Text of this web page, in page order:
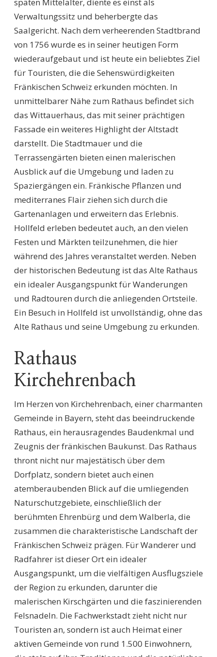
späten Mittelalter, diente es einst als
Verwaltungssitz und beherbergte das
Saalgericht. Nach dem verheerenden Stadtbrand
von 1756 wurde es in seiner heutigen Form
wiederaufgebaut und ist heute ein beliebtes Ziel
für Touristen, die die Sehenswürdigkeiten
Fränkischen Schweiz erkunden möchten. In
unmittelbarer Nähe zum Rathaus befindet sich
das Wittauerhaus, das mit seiner prächtigen
Fassade ein weiteres Highlight der Altstadt
darstellt. Die Stadtmauer und die
Terrassengärten bieten einen malerischen
Ausblick auf die Umgebung und laden zu
Spaziergängen ein. Fränkische Pflanzen und
mediterranes Flair ziehen sich durch die
Gartenanlagen und erweitern das Erlebnis.
Hollfeld erleben bedeutet auch, an den vielen
Festen und Märkten teilzunehmen, die hier
während des Jahres veranstaltet werden. Neben
der historischen Bedeutung ist das Alte Rathaus
ein idealer Ausgangspunkt für Wanderungen
und Radtouren durch die anliegenden Ortsteile.
Ein Besuch in Hollfeld ist unvollständig, ohne das
Alte Rathaus und seine Umgebung zu erkunden.
Rathaus
Kirchehrenbach
Im Herzen von Kirchehrenbach, einer charmanten
Gemeinde in Bayern, steht das beeindruckende
Rathaus, ein herausragendes Baudenkmal und
Zeugnis der fränkischen Baukunst. Das Rathaus
thront nicht nur majestätisch über dem
Dorfplatz, sondern bietet auch einen
atemberaubenden Blick auf die umliegenden
Naturschutzgebiete, einschließlich der
berühmten Ehrenbürg und dem Walberla, die
zusammen die charakteristische Landschaft der
Fränkischen Schweiz prägen. Für Wanderer und
Radfahrer ist dieser Ort ein idealer
Ausgangspunkt, um die vielfältigen Ausflugsziele
der Region zu erkunden, darunter die
malerischen Kirschgärten und die faszinierenden
Felsnadeln. Die Fachwerkstadt zieht nicht nur
Touristen an, sondern ist auch Heimat einer
aktiven Gemeinde von rund 1.500 Einwohnern,